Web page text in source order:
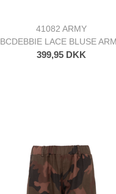
41082 ARMY
BCDEBBIE LACE BLUSE
399,95 DKK